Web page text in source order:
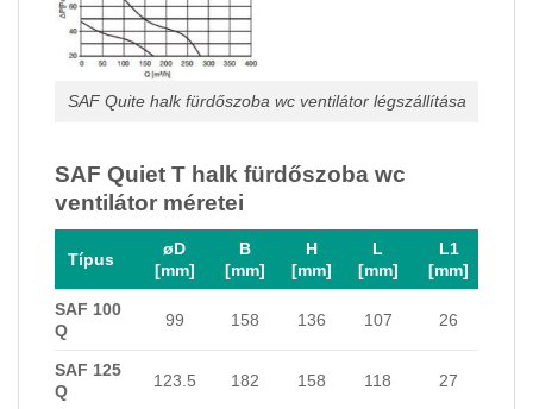
SAF Quite halk fürdőszoba wc ventilátor légszállítása
SAF Quiet T halk fürdőszoba wc
ventilátor méretei
SAF 100
Q
99 158 136 107 26
SAF 125
Q
123.5 182 158 118 27
Típus
øD
[mm]
B
[mm]
H
[mm]
L
[mm]
L1
[mm]